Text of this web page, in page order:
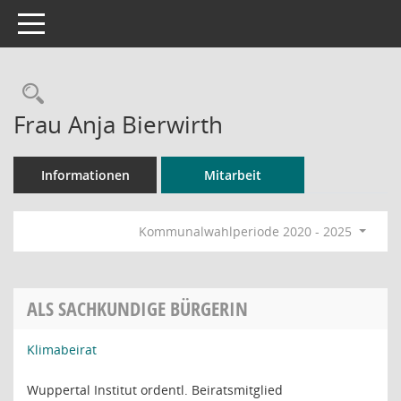
Toggle navigation
Rechercheauswahl
Frau Anja Bierwirth
Informationen Mitarbeit
Kommunalwahlperiode 2020 - 2025
ALS SACHKUNDIGE BÜRGERIN
Klimabeirat
Wuppertal Institut ordentl. Beiratsmitglied